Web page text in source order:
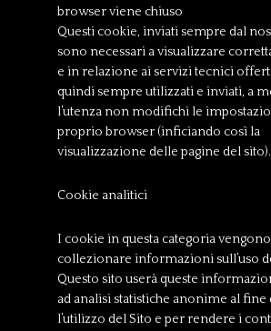
browser viene chiuso
Questi cookie, inviati sempre dal
sono necessari a visualizzare
e in relazione ai servizi tecnici
quindi sempre utilizzati e inviati, a
l’utenza non modifichi le
proprio browser (inficiando così la
visualizzazione delle pagine del sito).
Cookie analitici
I cookie in questa categoria
collezionare informazioni sull’uso
Questo sito userà queste
ad analisi statistiche anonime al
l’utilizzo del Sito e per rendere i